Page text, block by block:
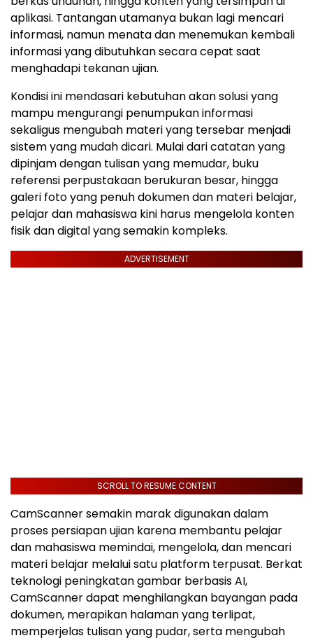
aplikasi. Tantangan utamanya bukan lagi mencari
informasi, namun menata dan menemukan kembali
informasi yang dibutuhkan secara cepat saat
menghadapi tekanan ujian.
Kondisi ini mendasari kebutuhan akan solusi yang
mampu mengurangi penumpukan informasi
sekaligus mengubah materi yang tersebar menjadi
sistem yang mudah dicari. Mulai dari catatan yang
dipinjam dengan tulisan yang memudar, buku
referensi perpustakaan berukuran besar, hingga
galeri foto yang penuh dokumen dan materi belajar,
pelajar dan mahasiswa kini harus mengelola konten
fisik dan digital yang semakin kompleks.
ADVERTISEMENT
SCROLL TO RESUME CONTENT
CamScanner semakin marak digunakan dalam
proses persiapan ujian karena membantu pelajar
dan mahasiswa memindai, mengelola, dan mencari
materi belajar melalui satu platform terpusat. Berkat
teknologi peningkatan gambar berbasis AI,
CamScanner dapat menghilangkan bayangan pada
dokumen, merapikan halaman yang terlipat,
memperjelas tulisan yang pudar, serta mengubah